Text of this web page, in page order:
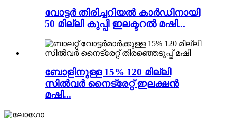
വോട്ടർ തിരിച്ചറിയൽ കാർഡിനായി
50 മില്ലി കുപ്പി ഇലക്ടറൽ മഷി...
ബോളിനുള്ള 15% 120 മില്ലി
സിൽവർ നൈട്രേറ്റ് ഇലക്ഷൻ
മഷി...